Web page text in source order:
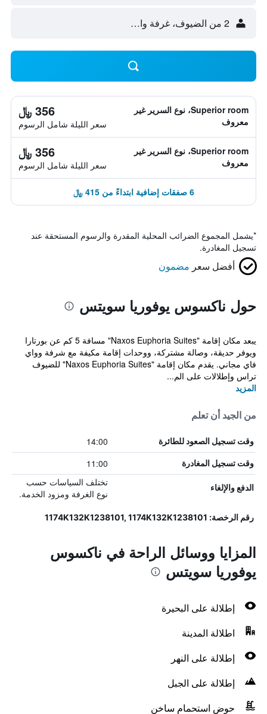
2 من الضيوف، غرفة واحدة
Superior room، نوع السرير غير
معروف
356 ﷼
سعر الليلة شامل الرسوم
Superior room، نوع السرير غير
معروف
356 ﷼
سعر الليلة شامل الرسوم
6 صفقات إضافية ابتداءً من 415 ﷼
*يشمل المجموع الضرائب المحلية المقدرة والرسوم المستحقة عند
تسجيل المغادرة.
أفضل سعر مضمون
حول ناكسوس يوفوريا سويتس
يبعد مكان إقامة "Naxos Euphoria Suites" مسافة 5 كم عن بورتارا
ويوفر حديقة، وصالة مشتركة، ووحدات إقامة مكيفة مع شرفة وواي
فاي مجاني. يقدم مكان إقامة "Naxos Euphoria Suites" للضيوف
تراس وإطلالات على الم...
المزيد
من الجيد أن تعلم
وقت تسجيل الصعود للطائرة 14:00
وقت تسجيل المغادرة 11:00
الدفع والإلغاء
تختلف السياسات حسب
نوع الغرفة ومزود الخدمة.
رقم الرخصة: 1174Κ132Κ1238101, 1174Κ132Κ1238101
المزايا ووسائل الراحة في ناكسوس
يوفوريا سويتس
إطلالة على البحيرة
اطلالة المدينة
إطلالة على النهر
إطلالة على الجبل
حوض استحمام ساخن